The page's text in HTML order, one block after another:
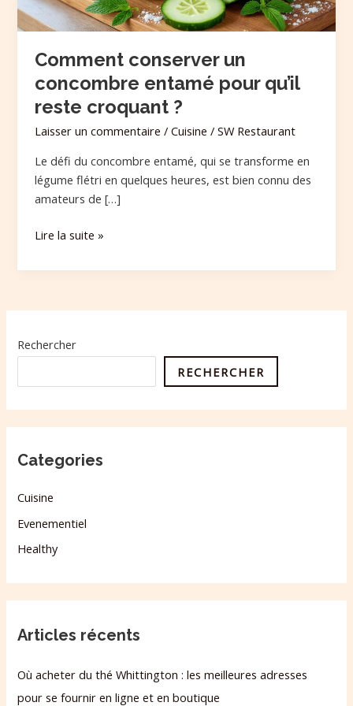
Comment conserver un
concombre entamé pour qu’il
reste croquant ?
Laisser un commentaire /Cuisine /SW Restaurant
Le défi du concombre entamé, qui se transforme en
légume flétri en quelques heures, est bien connu des
amateurs de […]
croquant
?
Lire la suite »
Rechercher
RECHERCHER
Categories
Cuisine
Evenementiel
Healthy
Articles récents
Où acheter du thé Whittington : les meilleures adresses
pour se fournir en ligne et en boutique